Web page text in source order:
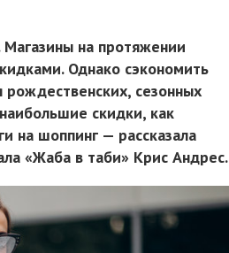
на протяжении
Однако сэкономить
сезонных
скидки, как
на шоппинг — рассказала
«Жаба в таби» Крис Андрес.